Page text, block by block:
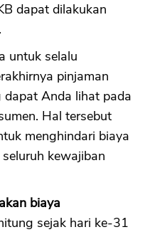
dapat dilakukan
untuk selalu
pinjaman
dapat Anda lihat pada
Hal tersebut
menghindari biaya
kewajiban
biaya
sejak hari ke-31